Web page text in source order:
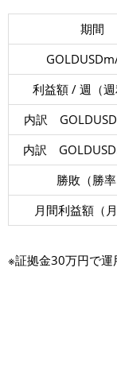
期間
利益額 / 週（週
内訳
内訳
勝敗（勝率
月間利益額（月
※証拠金30万円で運